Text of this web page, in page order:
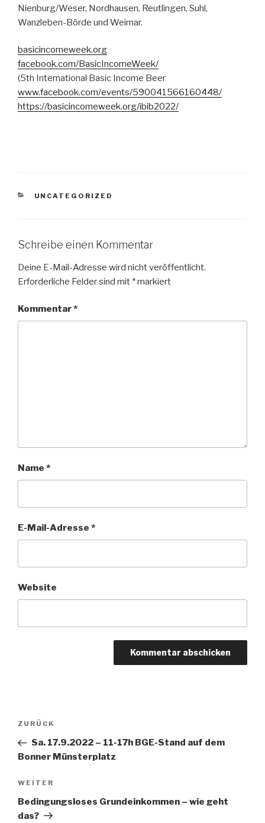
Nienburg/Weser, Nordhausen, Reutlingen, Suhl,
Wanzleben-Börde und Weimar.
basicincomeweek.org
facebook.com/BasicIncomeWeek/
(5th International Basic Income Beer
www.facebook.com/events/590041566160448/
https://basicincomeweek.org/ibib2022/
KATEGORIEN
UNCATEGORIZED
Schreibe einen Kommentar
Deine E-Mail-Adresse wird nicht veröffentlicht.
Erforderliche Felder sind mit *markiert
Kommentar*
Name *
E-Mail-Adresse *
Website
Beitragsnavigation
Vorheriger
Beitrag
ZURÜCK
Sa. 17.9.2022 – 11-17h BGE-Stand auf dem
Bonner Münsterplatz
Nächster
Beitrag
WEITER
Bedingungsloses Grundeinkommen – wie geht
das?